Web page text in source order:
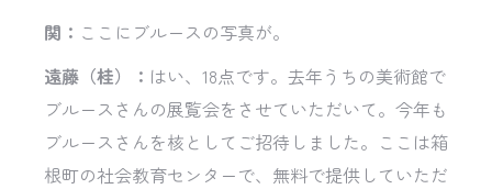
関： ここにブルースの写真が。
遠藤（桂）： はい、18点です。去年うちの美術館で
ブルースさんの展覧会をさせていただいて。今年も
ブルースさんを核としてご招待しました。ここは箱
根町の社会教育センターで、無料で提供していただ